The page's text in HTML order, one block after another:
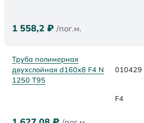
1 558,2 ₽ /пог.м.
Труба полимерная
двухслойная d160x8 F4 N
1250 Т95
010429
F4